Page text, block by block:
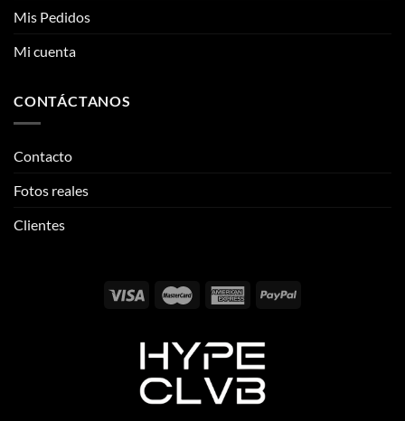
Mis Pedidos
Mi cuenta
CONTÁCTANOS
Contacto
Fotos reales
Clientes